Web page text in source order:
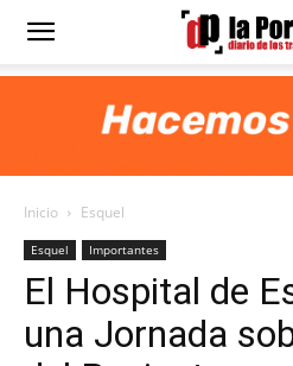
Diario
Portada
Inicio Esquel
Esquel Importantes
El Hospital de
una Jornada